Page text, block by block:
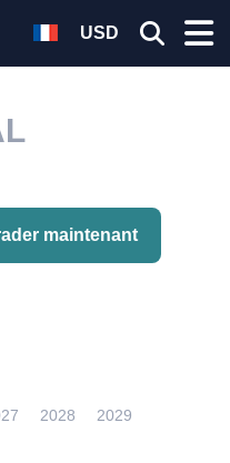
USD
maintenant
2028
2029